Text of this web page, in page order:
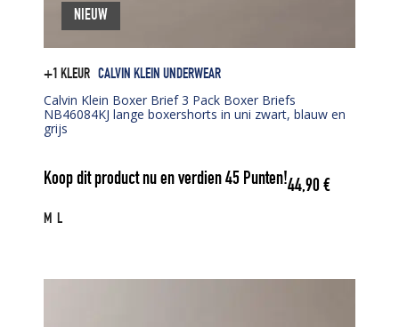
+1 KLEUR CALVIN KLEIN UNDERWEAR
Calvin Klein Boxer Brief 3 Pack Boxer Briefs
NB46084KJ lange boxershorts in uni zwart, blauw en
grijs
Koop dit product nu en verdien45 Punten!44,90€
M L
NIEUW